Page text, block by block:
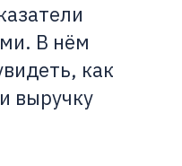
В нём
как
выручку